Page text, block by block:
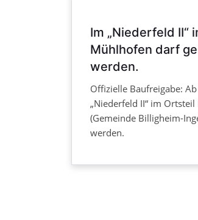
Im „Niederfeld II“
Mühlhofen darf
werden.
Offizielle Baufreigabe:
„Niederfeld II“ im
(Gemeinde Billigheim-
werden.